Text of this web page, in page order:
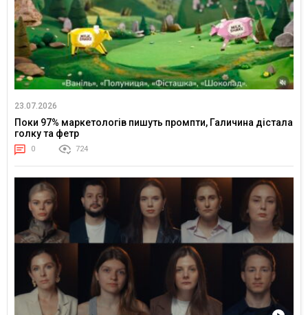
23.07.2026
Поки 97% маркетологів пишуть промпти, Галичина дістала
голку та фетр
0 724